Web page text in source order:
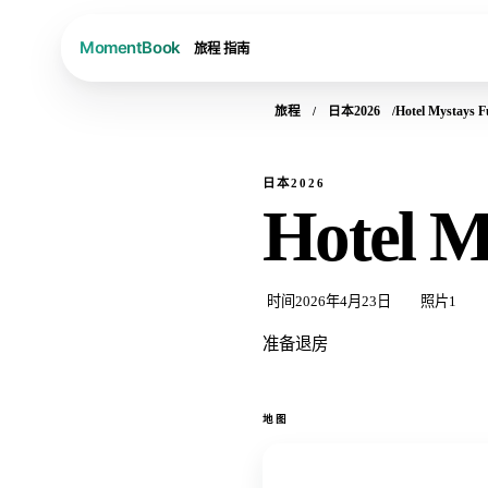
旅程指南
旅程 日本2026 Hotel Mystays
日本2026
Hotel
时间 2026年4月23日 照片1
准备退房
地图